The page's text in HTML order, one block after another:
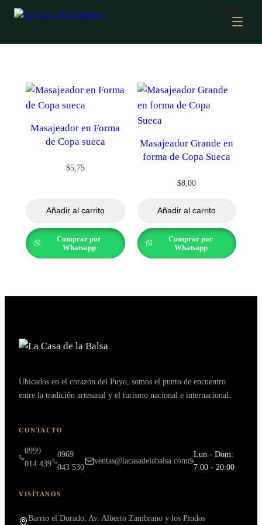
Masajeador en Forma
de Copa sueca
$5,75
Añadir al carrito
Comprar por
Whatsapp
Masajeador Grande en
forma de Copa Sueca
$8,00
Añadir al carrito
Comprar por
Whatsapp
Ubicados en el corazón del Puyo, somos el punto de encuentro
entre la tradición artesanal y el turismo nacional e internacional.
CONTACTO
0999
014 439
0969
043 530
ventas@lacasadelabalsa.com
Lun - Dom:
7:00 - 20:00
VISÍTANOS
Barrio el Dorado, Av. Alberto Zambrano y los Pindos